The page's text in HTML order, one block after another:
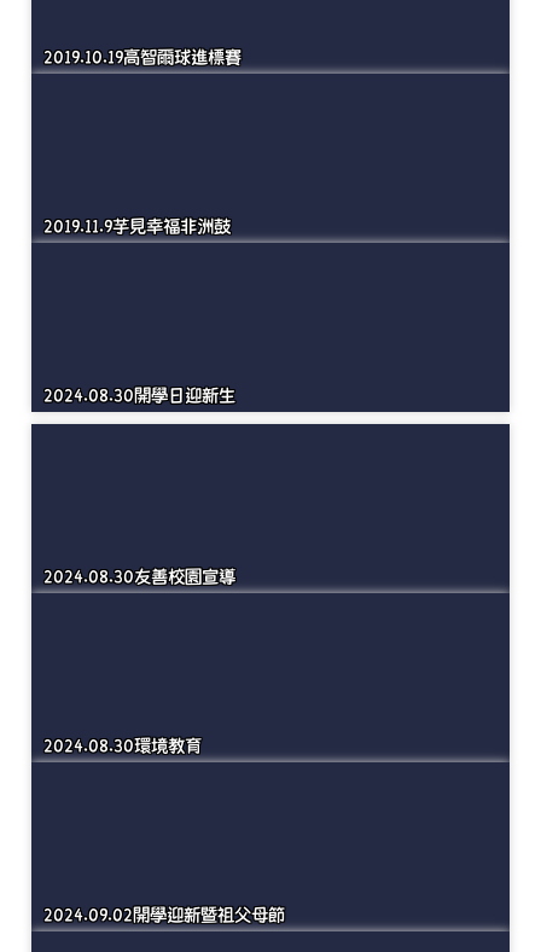
2019.9.25親職教育
2019.10.19高智爾球進標賽
2019.11.9芋見幸福非洲鼓
2024.08.30開學日迎新生
2024.08.30友善校園宣導
2024.08.30環境教育